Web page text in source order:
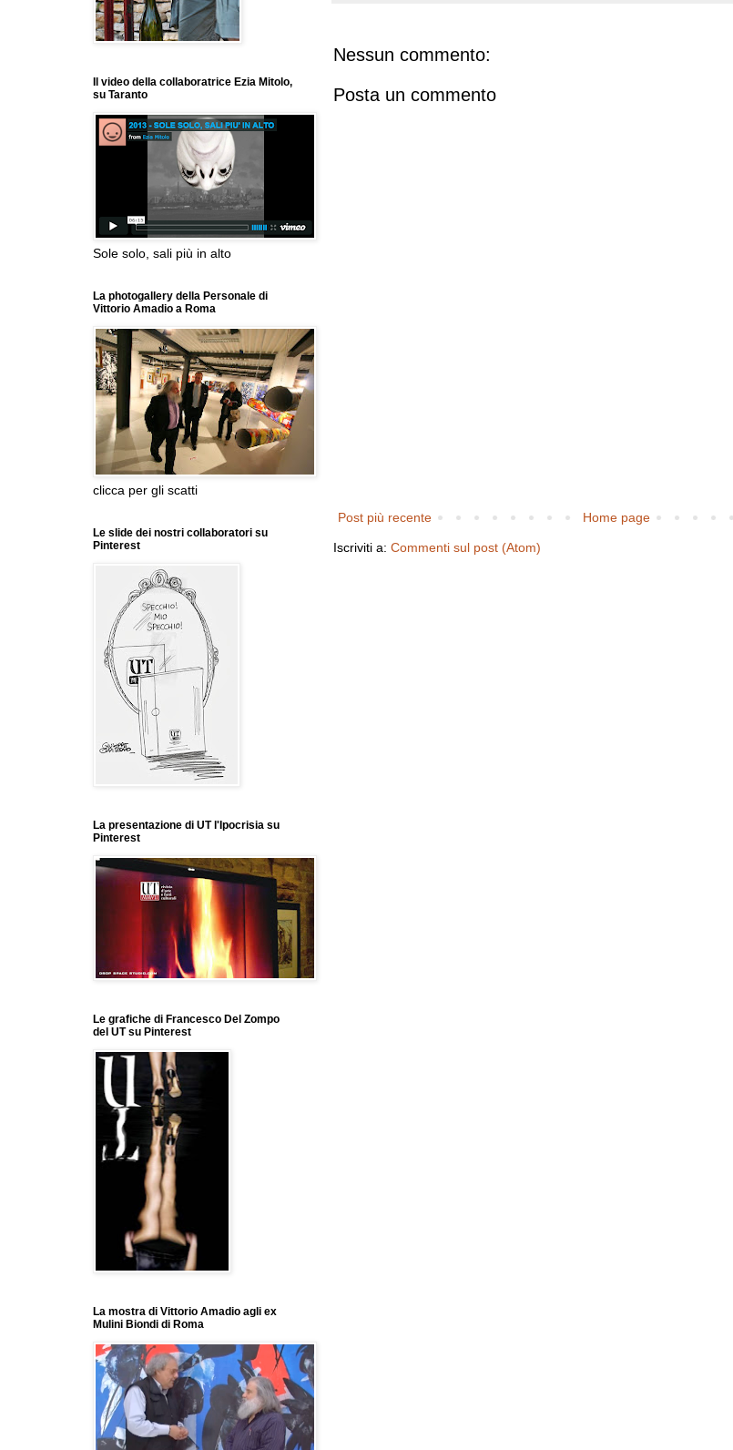
Nessun commento:
Posta un commento
Post più recente Home page
Iscriviti a: Commenti sul post (Atom)
Il video della collaboratrice Ezia Mitolo,
su Taranto
Sole solo, sali più in alto
La photogallery della Personale di
Vittorio Amadio a Roma
clicca per gli scatti
Le slide dei nostri collaboratori su
Pinterest
La presentazione di UT l'Ipocrisia su
Pinterest
Le grafiche di Francesco Del Zompo
del UT su Pinterest
La mostra di Vittorio Amadio agli ex
Mulini Biondi di Roma